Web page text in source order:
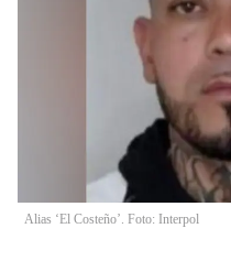
Alias ‘El Costeño’. Foto: Interpol